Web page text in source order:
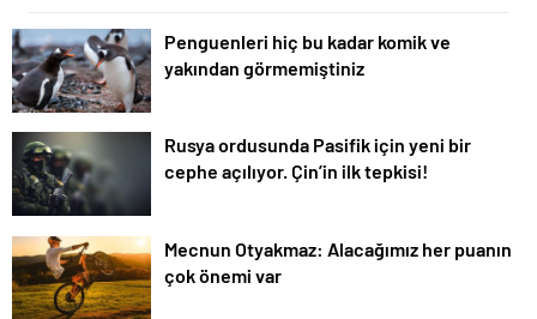
Penguenleri hiç bu kadar komik ve
yakından görmemiştiniz
Rusya ordusunda Pasifik için yeni bir
cephe açılıyor. Çin’in ilk tepkisi!
Mecnun Otyakmaz: Alacağımız her puanın
çok önemi var